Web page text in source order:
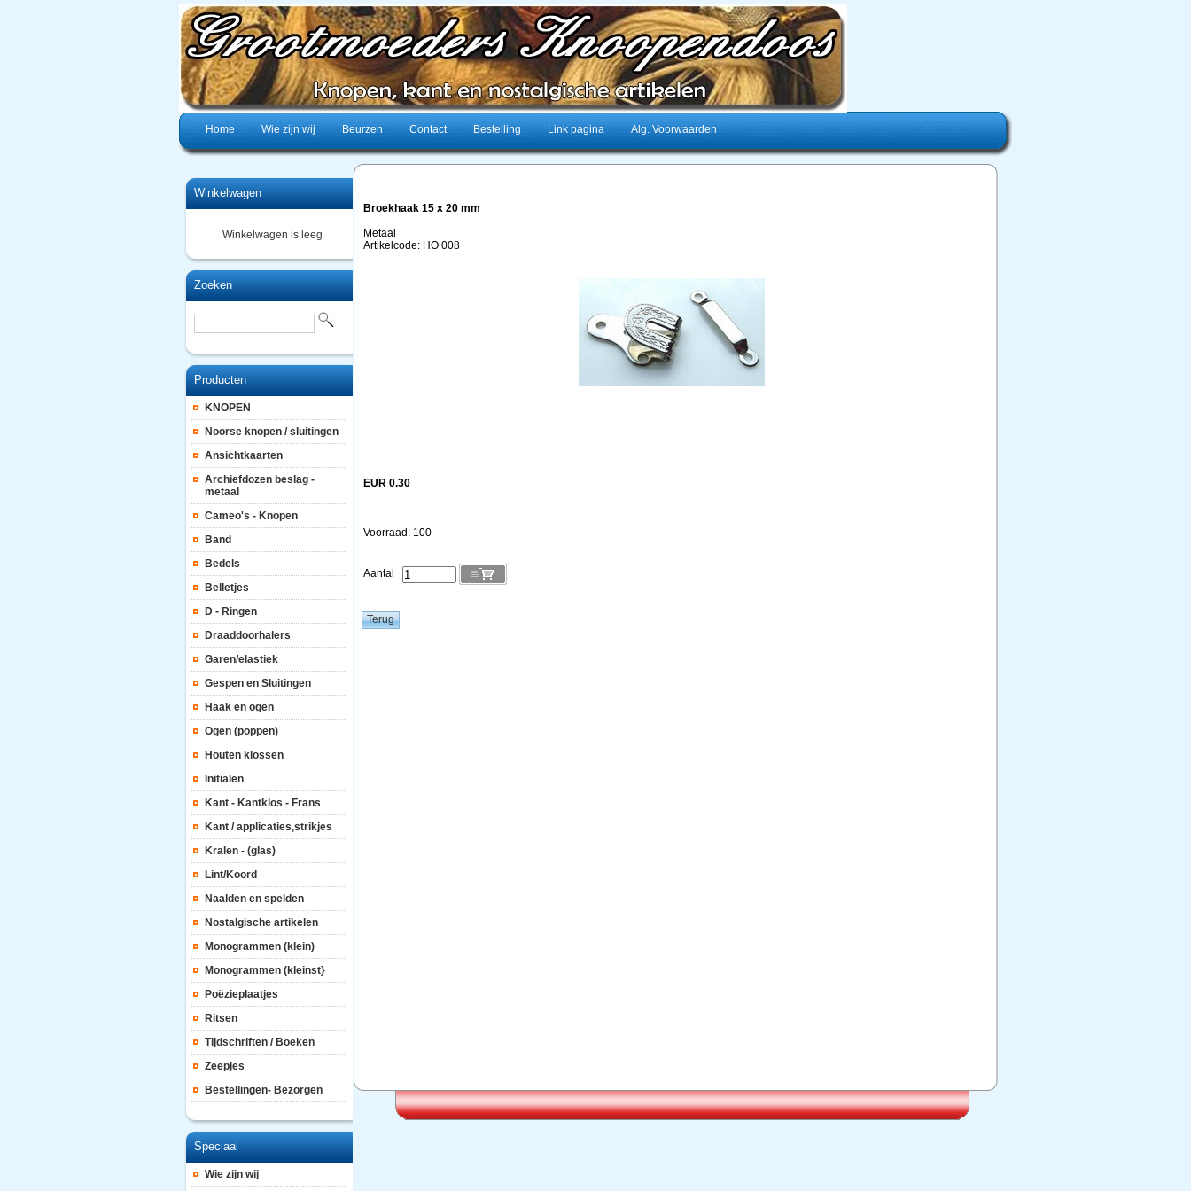
Home Wie zijn wij Beurzen Contact Bestelling Link pagina Alg. Voorwaarden
Winkelwagen
Winkelwagen is leeg
Zoeken
Producten
KNOPEN
Noorse knopen / sluitingen
Ansichtkaarten
Archiefdozen beslag -
metaal
Cameo's - Knopen
Band
Bedels
Belletjes
D - Ringen
Draaddoorhalers
Garen/elastiek
Gespen en Sluitingen
Haak en ogen
Ogen (poppen)
Houten klossen
Initialen
Kant - Kantklos - Frans
Kant / applicaties,strikjes
Kralen - (glas)
Lint/Koord
Naalden en spelden
Nostalgische artikelen
Monogrammen (klein)
Monogrammen (kleinst}
Poëzieplaatjes
Ritsen
Tijdschriften / Boeken
Zeepjes
Bestellingen- Bezorgen
Speciaal
Wie zijn wij
Broekhaak 15 x 20 mm
Metaal
Artikelcode: HO 008
EUR 0.30
Voorraad: 100
Aantal